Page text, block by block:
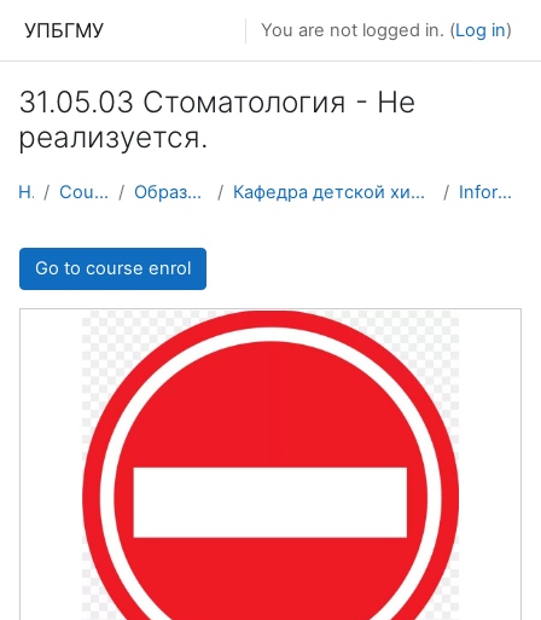
УПБГМУ You are not logged in. (Log in)
31.05.03 Стоматология - Не
реализуется.
Home Courses showcase 3KL Образование 2025-2026 уч.год Кафедра детской хирургии с физической и медицинской реабилитации детей Information about the course
Go to course enrol